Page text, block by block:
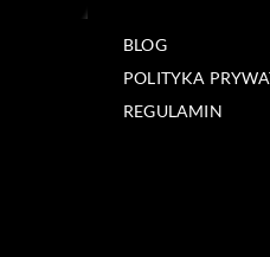
BLOG
POLITYKA
REGULAMIN